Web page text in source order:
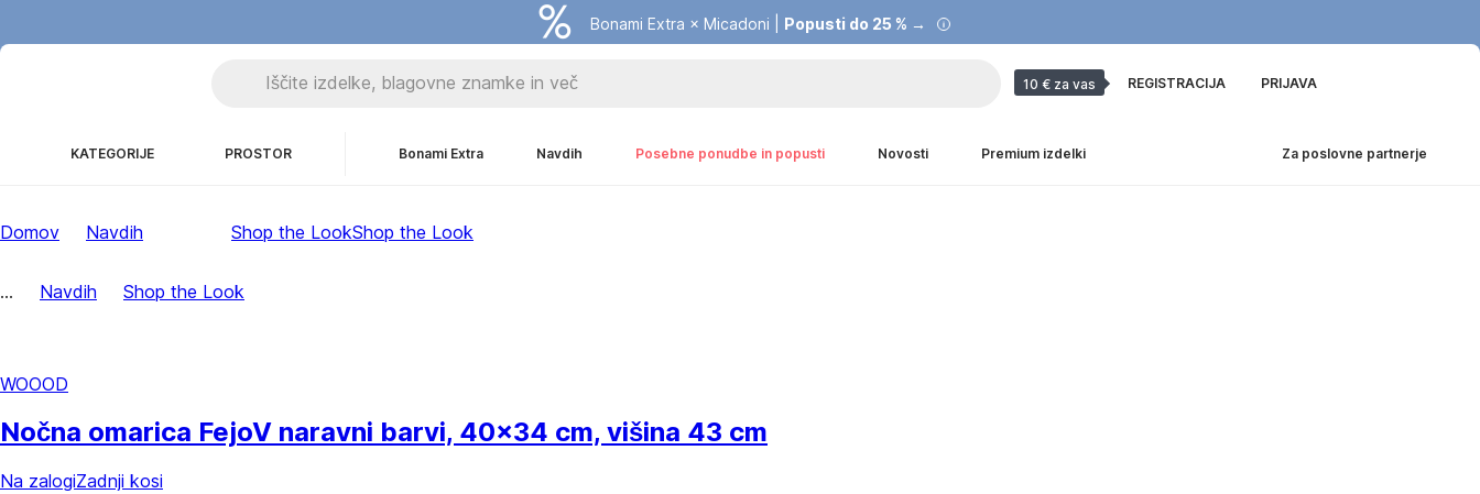
Bonami Extra × Micadoni | Popusti do 25 % →
10 € za vas REGISTRACIJA PRIJAVA
KATEGORIJE PROSTOR Bonami Extra Navdih Posebne ponudbe in popusti Novosti Premium izdelki Za poslovne partnerje
Domov Navdih Shop the LookShop the Look
... Navdih Shop the Look
WOOOD
Nočna omarica FejoV naravni barvi, 40x34 cm, višina 43 cm
Na zalogiZadnji kosi